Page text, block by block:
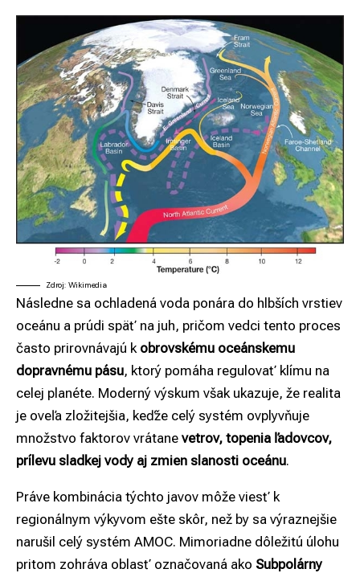
Zdroj: Wikimedia
Následne sa ochladená voda ponára do hlbších vrstiev
oceánu a prúdi späť na juh, pričom vedci tento proces
často prirovnávajú k obrovskému oceánskemu
dopravnému pásu, ktorý pomáha regulovať klímu na
celej planéte. Moderný výskum však ukazuje, že realita
je oveľa zložitejšia, keďže celý systém ovplyvňuje
množstvo faktorov vrátane vetrov, topenia ľadovcov,
prílevu sladkej vody aj zmien slanosti oceánu.
Práve kombinácia týchto javov môže viesť k
regionálnym výkyvom ešte skôr, než by sa výraznejšie
narušil celý systém AMOC. Mimoriadne dôležitú úlohu
pritom zohráva oblasť označovaná ako Subpolárny